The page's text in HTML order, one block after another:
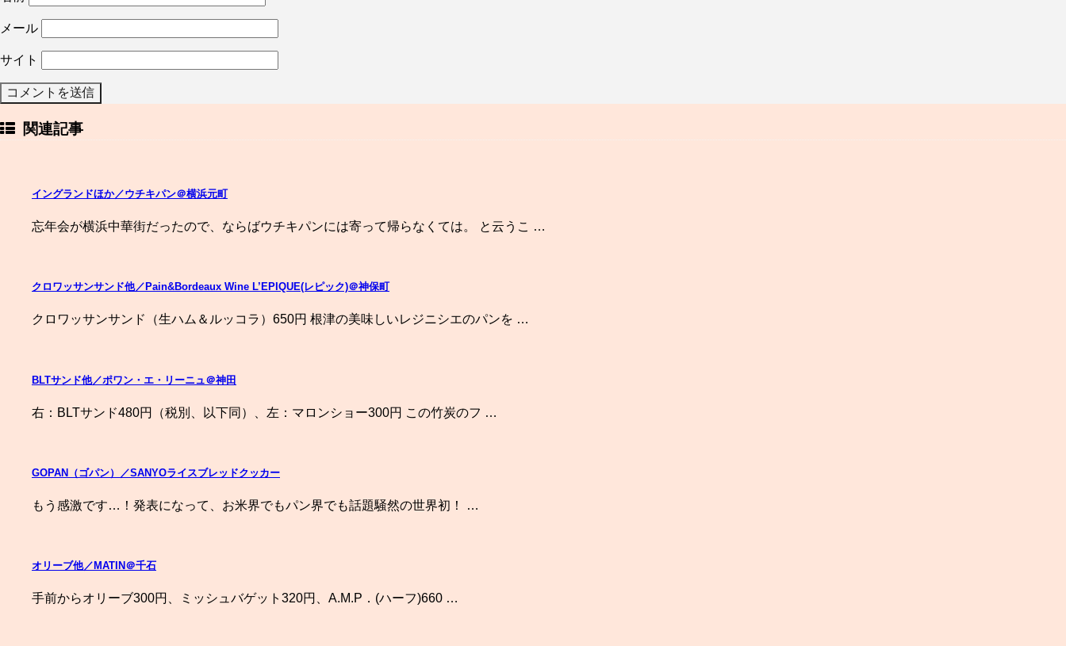
メール
サイト
関連記事
イングランドほか／ウチキパン＠横浜元町
忘年会が横浜中華街だったので、ならばウチキパンには寄って帰らなくては。 と云うこ …
クロワッサンサンド他／Pain&Bordeaux Wine L’EPIQUE(レピック)＠神保町
クロワッサンサンド（生ハム＆ルッコラ）650円 根津の美味しいレジニシエのパンを …
BLTサンド他／ポワン・エ・リーニュ＠神田
右：BLTサンド480円（税別、以下同）、左：マロンショー300円 この竹炭のフ …
GOPAN（ゴパン）／SANYOライスブレッドクッカー
もう感激です…！発表になって、お米界でもパン界でも話題騒然の世界初！ …
オリーブ他／MATIN＠千石
手前からオリーブ300円、ミッシュバゲット320円、A.M.P．(ハーフ)660 …